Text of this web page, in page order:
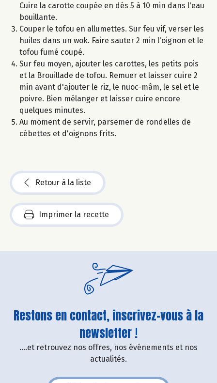
Cuire la carotte coupée en dés 5 à 10 min dans l'eau
bouillante.
Couper le tofou en allumettes. Sur feu vif, verser les
huiles dans un wok. Faire sauter 2 min l'oignon et le
tofou fumé coupé.
Sur feu moyen, ajouter les carottes, les petits pois
et la Brouillade de tofou. Remuer et laisser cuire 2
min avant d'ajouter le riz, le nuoc-mâm, le sel et le
poivre. Bien mélanger et laisser cuire encore
quelques minutes.
Au moment de servir, parsemer de rondelles de
cébettes et d'oignons frits.
Retour à la liste
Imprimer la recette
Restons en contact, inscrivez-vous à la
newsletter !
....et retrouvez nos offres, nos événements et nos
actualités.